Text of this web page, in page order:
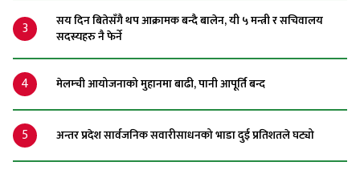
3
सय दिन बितेसँगै थप आक्रामक बन्दै बालेन, यी ५ मन्त्री र सचिवालय
सदस्यहरु नै फेर्ने
4 मेलम्ची आयोजनाको मुहानमा बाढी, पानी आपूर्ति बन्द
5 अन्तर प्रदेश सार्वजनिक सवारीसाधनको भाडा दुई प्रतिशतले घट्यो